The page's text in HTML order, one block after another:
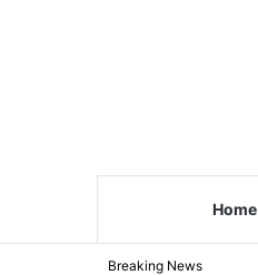
Home
Breaking News